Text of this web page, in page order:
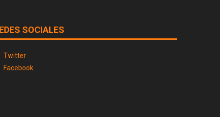
SOCIALES
Twitter
Facebook